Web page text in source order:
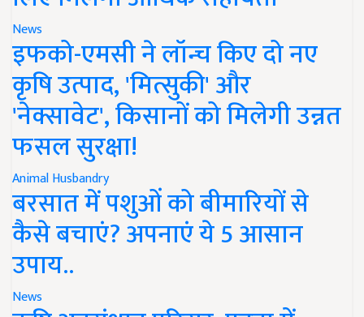
News
इफको-एमसी ने लॉन्च किए दो नए
कृषि उत्पाद, 'मित्सुकी' और
'नेक्सावेट', किसानों को मिलेगी उन्नत
फसल सुरक्षा!
Animal Husbandry
बरसात में पशुओं को बीमारियों से
कैसे बचाएं? अपनाएं ये 5 आसान
उपाय..
News